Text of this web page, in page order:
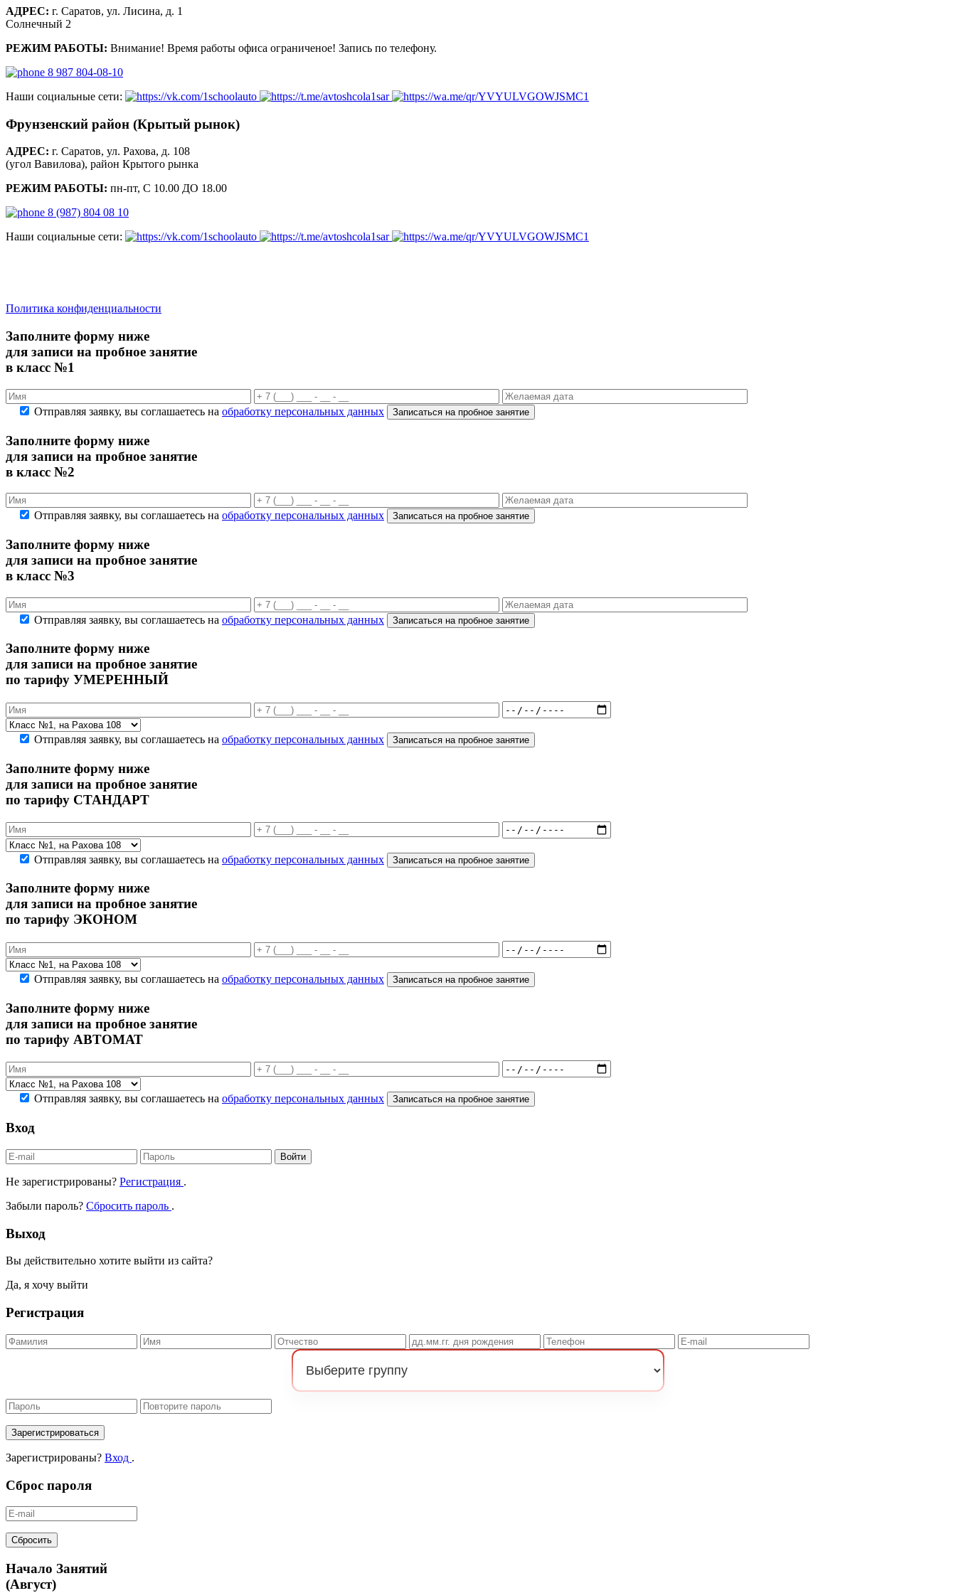
АДРЕС: г. Саратов, ул. Лисина, д. 1
Солнечный 2
РЕЖИМ РАБОТЫ: Внимание! Время работы офиса ограниченое! Запись по телефону.
8 987 804-08-10
Наши социальные сети:
Фрунзенский район (Крытый рынок)
АДРЕС: г. Саратов, ул. Рахова, д. 108
(угол Вавилова), район Крытого рынка
РЕЖИМ РАБОТЫ: пн-пт, С 10.00 ДО 18.00
8 (987) 804 08 10
Наши социальные сети:
Политика конфиденциальности
Заполните форму ниже
для записи на пробное занятие
в класс №1
Отправляя заявку, вы соглашаетесь на обработку персональных данных Записаться на пробное занятие
Заполните форму ниже
для записи на пробное занятие
в класс №2
Отправляя заявку, вы соглашаетесь на обработку персональных данных Записаться на пробное занятие
Заполните форму ниже
для записи на пробное занятие
в класс №3
Отправляя заявку, вы соглашаетесь на обработку персональных данных Записаться на пробное занятие
Заполните форму ниже
для записи на пробное занятие
по тарифу УМЕРЕННЫЙ
Отправляя заявку, вы соглашаетесь на обработку персональных данных Записаться на пробное занятие
Заполните форму ниже
для записи на пробное занятие
по тарифу СТАНДАРТ
Отправляя заявку, вы соглашаетесь на обработку персональных данных Записаться на пробное занятие
Заполните форму ниже
для записи на пробное занятие
по тарифу ЭКОНОМ
Отправляя заявку, вы соглашаетесь на обработку персональных данных Записаться на пробное занятие
Заполните форму ниже
для записи на пробное занятие
по тарифу АВТОМАТ
Отправляя заявку, вы соглашаетесь на обработку персональных данных Записаться на пробное занятие
Вход
Войти
Не зарегистрированы? Регистрация .
Забыли пароль? Сбросить пароль .
Выход
Вы действительно хотите выйти из сайта?
Да, я хочу выйти
Регистрация
Зарегистрироваться
Зарегистрированы? Вход .
Сброс пароля
Сбросить
Начало Занятий
(Август)